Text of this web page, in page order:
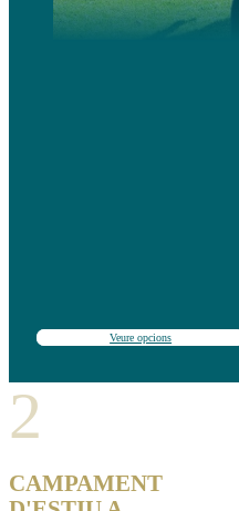
Veure opcions
2
CAMPAMENT